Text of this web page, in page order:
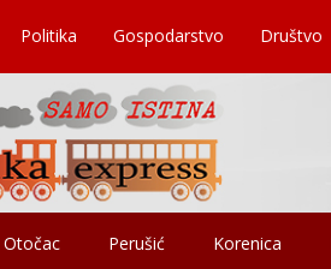
Politika Gospodarstvo Društvo
Otočac Perušić Korenica